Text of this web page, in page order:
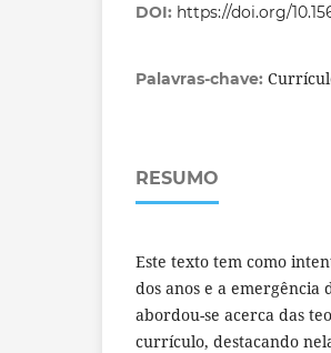
DOI: https://doi.org/
Palavras-chave:
RESUMO
Este texto tem como
dos anos e a
abordou-se acerca das
currículo, destacando